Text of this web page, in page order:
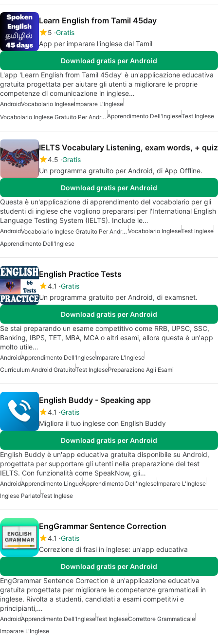
Learn English from Tamil 45day
5 Gratis
App per imparare l'inglese dal Tamil
Download gratis per Android
L'app 'Learn English from Tamil 45day' è un'applicazione educativa
gratuita progettata per aiutare gli utenti a migliorare le proprie
competenze di comunicazione in inglese…
AndroidVocabolario IngleseImparare L'Inglese
Vocabolario Inglese Gratuito Per Android Apprendimento Dell'IngleseTest Inglese
IELTS Vocabulary Listening, exam words, + quiz
4.5 Gratis
Un programma gratuito per Android, di App Offline.
Download gratis per Android
Questa è un'applicazione di apprendimento del vocabolario per gli
studenti di inglese che vogliono prepararsi per l'International English
Language Testing System (IELTS). Include le…
Android Vocabolario Inglese Gratuito Per Android Vocabolario IngleseTest Inglese
Apprendimento Dell'Inglese
English Practice Tests
4.1 Gratis
Un programma gratuito per Android, di examsnet.
Download gratis per Android
Se stai preparando un esame competitivo come RRB, UPSC, SSC,
Banking, IBPS, TET, MBA, MCA o altri esami, allora questa è un'app
molto utile…
AndroidApprendimento Dell'IngleseImparare L'Inglese
Curriculum Android GratuitoTest InglesePreparazione Agli Esami
English Buddy - Speaking app
4.1 Gratis
Migliora il tuo inglese con English Buddy
Download gratis per Android
English Buddy è un'app educativa gratuita disponibile su Android,
progettata per supportare gli utenti nella preparazione del test
IELTS. Con funzionalità come SpeakNow, gli…
AndroidApprendimento LingueApprendimento Dell'IngleseImparare L'Inglese
Inglese ParlatoTest Inglese
EngGrammar Sentence Correction
4.1 Gratis
Correzione di frasi in inglese: un'app educativa
Download gratis per Android
EngGrammar Sentence Correction è un'applicazione educativa
gratuita progettata per migliorare le competenze grammaticali in
inglese. Rivolta a studenti, candidati a esami competitivi e
principianti,…
AndroidApprendimento Dell'IngleseTest IngleseCorrettore Grammaticale
Imparare L'Inglese